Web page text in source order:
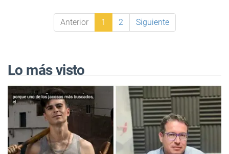
Anterior 1 2 Siguiente
Lo más visto